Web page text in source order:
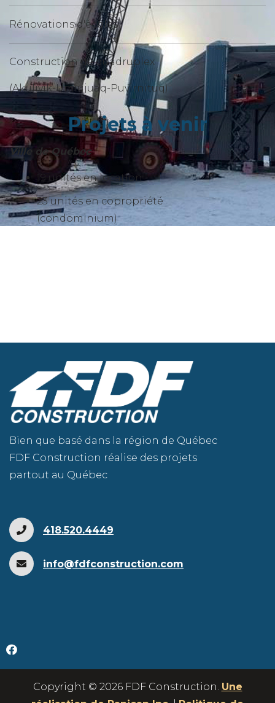
Rénovations d'écoles
Construction de quadruplex
(Akulivik-Umiujuaq-Puvirnituq)
Projets à venir
Ville de Québec
19 unités en location
23 unités en copropriété
(condominium)
Bien que basé dans la région de Québec
FDF Construction réalise des projets
partout au Québec
418.520.4449
info@fdfconstruction.com
Copyright © 2026 FDF Construction. Une